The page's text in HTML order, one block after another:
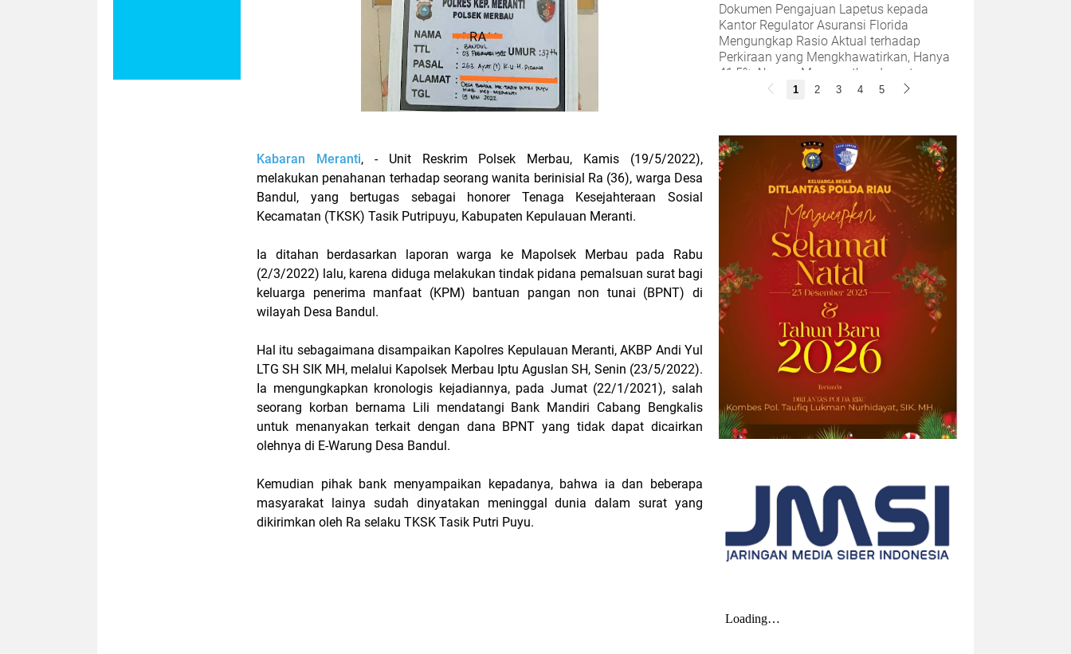
Kabaran Meranti, - Unit Reskrim Polsek Merbau, Kamis (19/5/2022),
melakukan penahanan terhadap seorang wanita berinisial Ra (36), warga Desa
Bandul, yang bertugas sebagai honorer Tenaga Kesejahteraan Sosial
Kecamatan (TKSK) Tasik Putripuyu, Kabupaten Kepulauan Meranti.
Ia ditahan berdasarkan laporan warga ke Mapolsek Merbau pada Rabu
(2/3/2022) lalu, karena diduga melakukan tindak pidana pemalsuan surat bagi
keluarga penerima manfaat (KPM) bantuan pangan non tunai (BPNT) di
wilayah Desa Bandul.
Hal itu sebagaimana disampaikan Kapolres Kepulauan Meranti, AKBP Andi Yul
LTG SH SIK MH, melalui Kapolsek Merbau Iptu Aguslan SH, Senin (23/5/2022).
Ia mengungkapkan kronologis kejadiannya, pada Jumat (22/1/2021), salah
seorang korban bernama Lili mendatangi Bank Mandiri Cabang Bengkalis
untuk menanyakan terkait dengan dana BPNT yang tidak dapat dicairkan
olehnya di E-Warung Desa Bandul.
Kemudian pihak bank menyampaikan kepadanya, bahwa ia dan beberapa
masyarakat lainya sudah dinyatakan meninggal dunia dalam surat yang
dikirimkan oleh Ra selaku TKSK Tasik Putri Puyu.
Dokumen Pengajuan Lapetus kepada
Kantor Regulator Asuransi Florida
Mengungkap Rasio Aktual terhadap
Perkiraan yang Mengkhawatirkan, Hanya
41,5% Abacus Menyesatkan Investornya
dengan Menyembunyikan...
2026-08-05 14:33:34| Source: British American
Riset Global Terbaru Velo
Mengungkap Bagaimana Ekspresi
Diri Menciptakan “Efek Berantai”
Data survei terbaru menunjukkan bahwa
empat dari sepuluh orang dewasa (39%)
merasa semakin sulit membangun
hubungan yang tulus seiring
bertambahnya usia. Namun, musik dan
lantai dansa terbukti...
2026-08-04 20:17:41 | Source:
Univar Solutions
Univar Solutions Mengakuisisi H.M.
Plastik, dan Perekat di Amerika
1 2 3 4 5